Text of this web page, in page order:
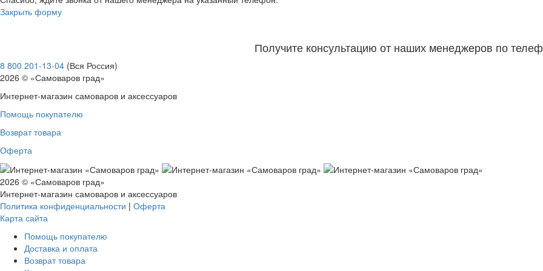
Закрыть форму
Получите консультацию от наших менеджеров по
8 800 201-13-04 (Вся Россия)
2026 © «Самоваров град»
Интернет-магазин самоваров и аксессуаров
Помощь покупателю
Возврат товара
Оферта
2026 © «Самоваров град»
Интернет-магазин самоваров и аксессуаров
Политика конфиденциальности | Оферта
Карта сайта
Помощь покупателю
Доставка и оплата
Возврат товара